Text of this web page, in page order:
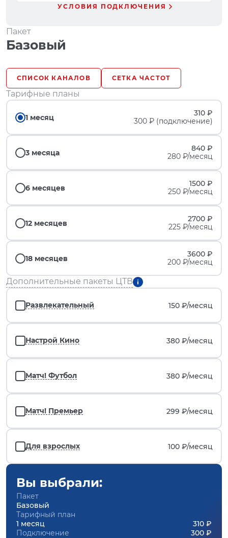
УСЛОВИЯ ПОДКЛЮЧЕНИЯ
Пакет
Базовый
СПИСОК КАНАЛОВ СЕТКА ЧАСТОТ
Тарифные планы
1 месяц
310 ₽
300 ₽ (подключение)
3 месяца
840 ₽
280 ₽/месяц
6 месяцев
1500 ₽
250 ₽/месяц
12 месяцев
2700 ₽
225 ₽/месяц
18 месяцев
3600 ₽
200 ₽/месяц
Дополнительные пакеты ЦТВ
Развлекательный 150 ₽/месяц
Настрой Кино 380 ₽/месяц
Матч! Футбол 380 ₽/месяц
Матч! Премьер 299 ₽/месяц
Для взрослых 100 ₽/месяц
Вы выбрали:
Пакет
Базовый
Тарифный план
1 месяц
310 ₽
Подключение
300 ₽